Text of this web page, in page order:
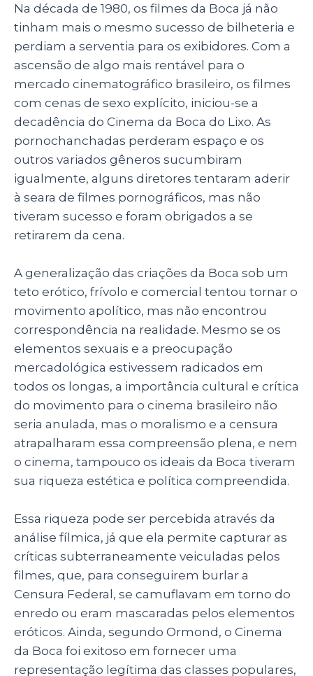
Na década de 1980, os filmes da Boca já não
tinham mais o mesmo sucesso de bilheteria e
perdiam a serventia para os exibidores. Com a
ascensão de algo mais rentável para o
mercado cinematográfico brasileiro, os filmes
com cenas de sexo explícito, iniciou-se a
decadência do Cinema da Boca do Lixo. As
pornochanchadas perderam espaço e os
outros variados gêneros sucumbiram
igualmente, alguns diretores tentaram aderir
à seara de filmes pornográficos, mas não
tiveram sucesso e foram obrigados a se
retirarem da cena.
A generalização das criações da Boca sob um
teto erótico, frívolo e comercial tentou tornar o
movimento apolítico, mas não encontrou
correspondência na realidade. Mesmo se os
elementos sexuais e a preocupação
mercadológica estivessem radicados em
todos os longas, a importância cultural e crítica
do movimento para o cinema brasileiro não
seria anulada, mas o moralismo e a censura
atrapalharam essa compreensão plena, e nem
o cinema, tampouco os ideais da Boca tiveram
sua riqueza estética e política compreendida.
Essa riqueza pode ser percebida através da
análise fílmica, já que ela permite capturar as
críticas subterraneamente veiculadas pelos
filmes, que, para conseguirem burlar a
Censura Federal, se camuflavam em torno do
enredo ou eram mascaradas pelos elementos
eróticos. Ainda, segundo Ormond, o Cinema
da Boca foi exitoso em fornecer uma
representação legítima das classes populares,